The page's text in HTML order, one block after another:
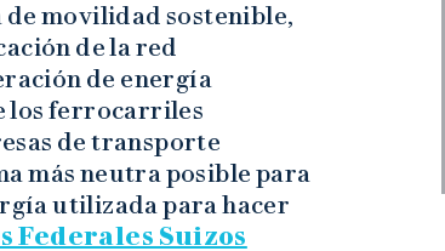
movilidad sostenible,
de la red
de energía
los ferrocarriles
de transporte
más neutra posible para
utilizada para hacer
Suizos